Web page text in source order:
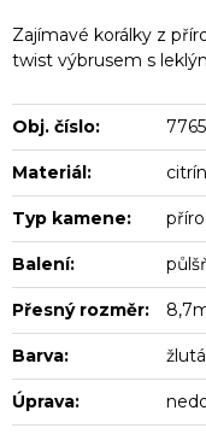
Zajímavé korálky z
twist výbrusem s
Obj. číslo: 7765
Materiál: citrín
Typ kamene:
Balení:
Přesný rozměr:
Barva: žlutá
Úprava: